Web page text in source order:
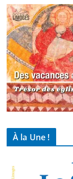
À la Une !